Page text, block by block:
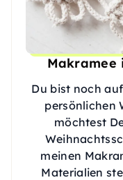
Makramee
Du bist noch
persönlichen
möchtest
meinen
Materialien